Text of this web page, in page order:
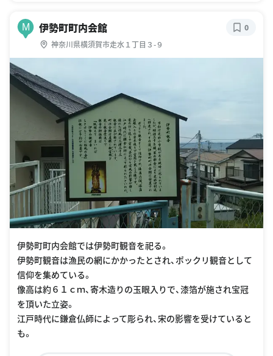
M 伊勢町町内会館
神奈川県横須賀市走水１丁目３-９
0
伊勢町町内会館では伊勢町観音を祀る。
伊勢町観音は漁民の網にかかったとされ、ポックリ観音として
信仰を集めている。
像高は約６１ｃｍ、寄木造りの玉眼入りで、漆箔が施され宝冠
を頂いた立姿。
江戸時代に鎌倉仏師によって彫られ、宋の影響を受けていると
も。